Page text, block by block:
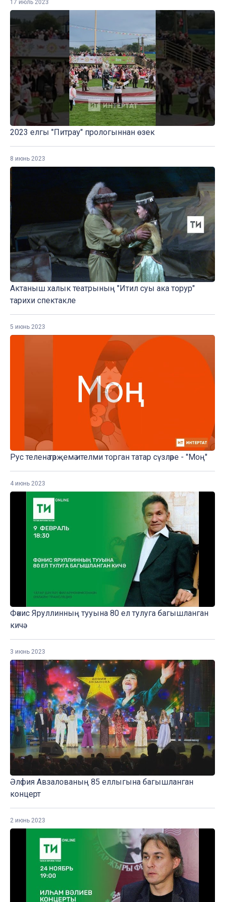
17 июль 2023
2023 елгы "Питрау" прологыннан өзек
8 июнь 2023
Актаныш халык театрының "Итил суы ака торур"
тарихи спектакле
5 июнь 2023
Рус теленә тәрҗемә ителми торган татар сүзләре - "Моң"
4 июнь 2023
Фәнис Яруллинның тууына 80 ел тулуга багышланган
кичә
3 июнь 2023
Әлфия Авзалованың 85 еллыгына багышланган
концерт
2 июнь 2023